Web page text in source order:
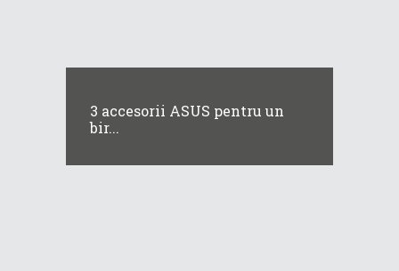
3 accesorii ASUS pentru un
bir...